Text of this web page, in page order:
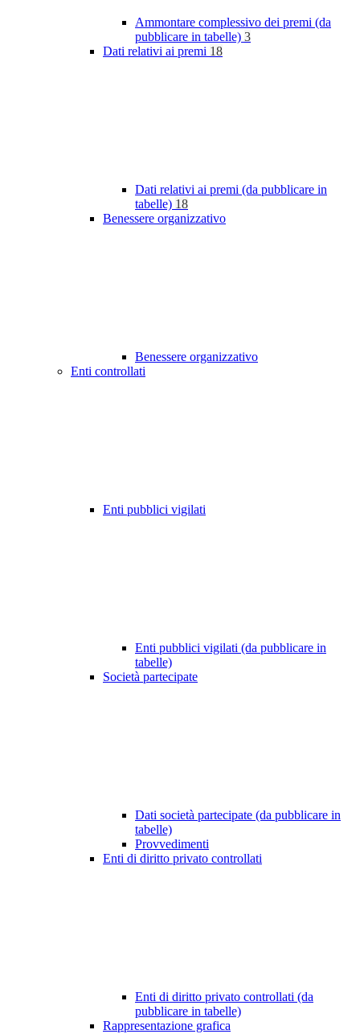
Ammontare complessivo dei premi (da
pubblicare in tabelle) 3
Dati relativi ai premi 18
Dati relativi ai premi (da pubblicare in
tabelle) 18
Benessere organizzativo
Benessere organizzativo
Enti controllati
Enti pubblici vigilati
Enti pubblici vigilati (da pubblicare in
tabelle)
Società partecipate
Dati società partecipate (da pubblicare in
tabelle)
Provvedimenti
Enti di diritto privato controllati
Enti di diritto privato controllati (da
pubblicare in tabelle)
Rappresentazione grafica